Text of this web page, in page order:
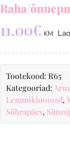
Raha/
11.00€ KM
Tootekood: R65
Kategooriad:
Lemmikloomad,
Sõbrapäev,